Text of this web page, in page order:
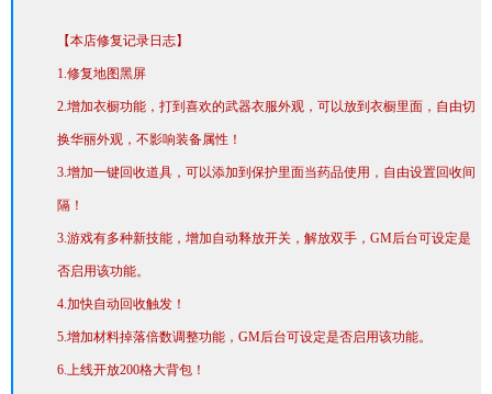
【本店修复记录日志】
1.修复地图黑屏
2.增加衣橱功能，打到喜欢的武器衣服外观，可以放到衣橱里面，自由切
换华丽外观，不影响装备属性！
3.增加一键回收道具，可以添加到保护里面当药品使用，自由设置回收间
隔！
3.游戏有多种新技能，增加自动释放开关，解放双手，GM后台可设定是
否启用该功能。
4.加快自动回收触发！
5.增加材料掉落倍数调整功能，GM后台可设定是否启用该功能。
6.上线开放200格大背包！